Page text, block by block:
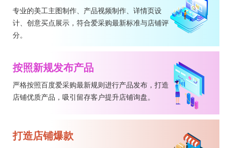
专业的美工主图制作、产品视频制作、详情页设
计、创意买点展示，符合爱采购最新标准与店铺评
分。
按照新规发布产品
严格按照百度爱采购最新规则进行产品发布，打造
店铺优质产品，吸引留存客户提升店铺询盘。
打造店铺爆款